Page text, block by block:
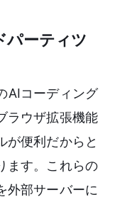
パーティツ
AIコーディング
ラウザ拡張機能
が便利だからと
ます。これらの
外部サーバーに